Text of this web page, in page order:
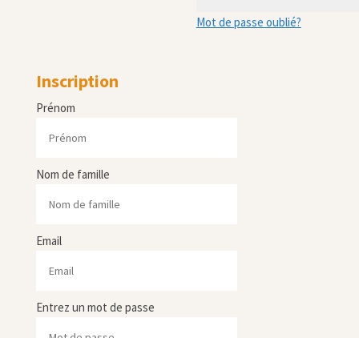
Mot de passe oublié?
Inscription
Prénom
Nom de famille
Email
Entrez un mot de passe